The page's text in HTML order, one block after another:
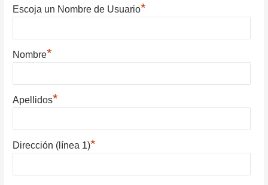
Escoja un Nombre de Usuario*
Nombre*
Apellidos*
Dirección (línea 1)*